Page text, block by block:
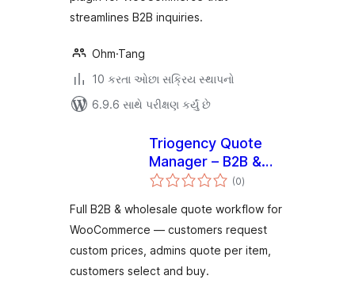
streamlines B2B inquiries.
Ohm·Tang
10 કરતા ઓછા સક્રિય સ્થાપનો
6.9.6 સાથે પરીક્ષણ કર્યું છે
Triogency Quote
Manager – B2B &
Wholesale Price
WooCommerce
(0કુલ
રેટિંગ્સ
)
Full B2B & wholesale quote workflow for
WooCommerce — customers request
custom prices, admins quote per item,
customers select and buy.